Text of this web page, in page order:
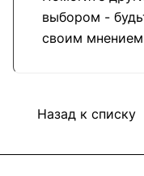
выбором -
своим
Назад к списку